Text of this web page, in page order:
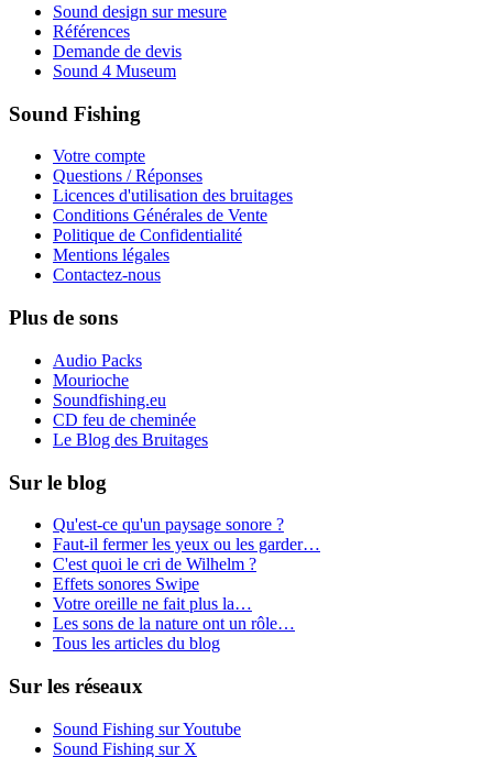
Sound design sur mesure
Références
Demande de devis
Sound 4 Museum
Sound Fishing
Votre compte
Questions / Réponses
Licences d'utilisation des bruitages
Conditions Générales de Vente
Politique de Confidentialité
Mentions légales
Contactez-nous
Plus de sons
Audio Packs
Mourioche
Soundfishing.eu
CD feu de cheminée
Le Blog des Bruitages
Sur le blog
Qu'est-ce qu'un paysage sonore ?
Faut-il fermer les yeux ou les garder…
C'est quoi le cri de Wilhelm ?
Effets sonores Swipe
Votre oreille ne fait plus la…
Les sons de la nature ont un rôle…
Tous les articles du blog
Sur les réseaux
Sound Fishing sur Youtube
Sound Fishing sur X